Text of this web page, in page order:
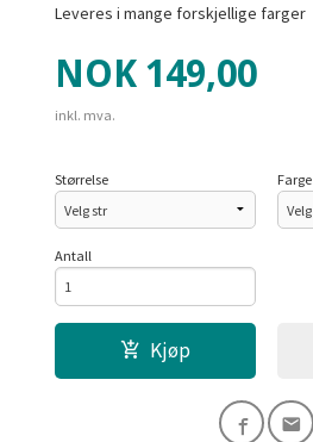
Leveres i mange forskjellige farger
Pris
NOK 149,00
inkl. mva.
Størrelse Farge
Antall
Kjøp